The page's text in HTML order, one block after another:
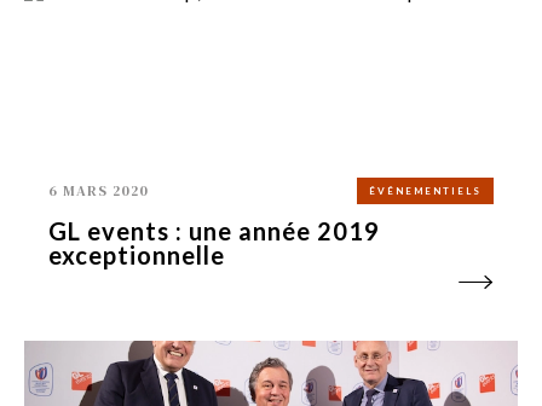
6 MARS 2020 ÉVÉNEMENTIELS
GL events : une année 2019
exceptionnelle